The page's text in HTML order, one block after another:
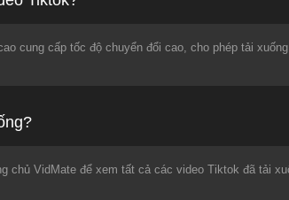
cung cấp tốc độ chuyển đổi cao, cho phép tải
chủ VidMate để xem tất cả các video Tiktok đã tải